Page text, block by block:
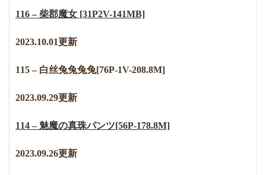
116 – 柴郡魔女 [31P2V-141MB]
2023.10.01更新
115 – 白丝兔兔兔兔[76P-1V-208.8M]
2023.09.29更新
114 – 魅魔の真珠パンツ[56P-178.8M]
2023.09.26更新